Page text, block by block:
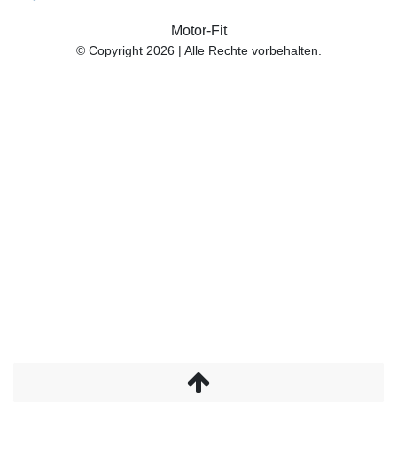
Motor-Fit
© Copyright 2026 | Alle Rechte vorbehalten.